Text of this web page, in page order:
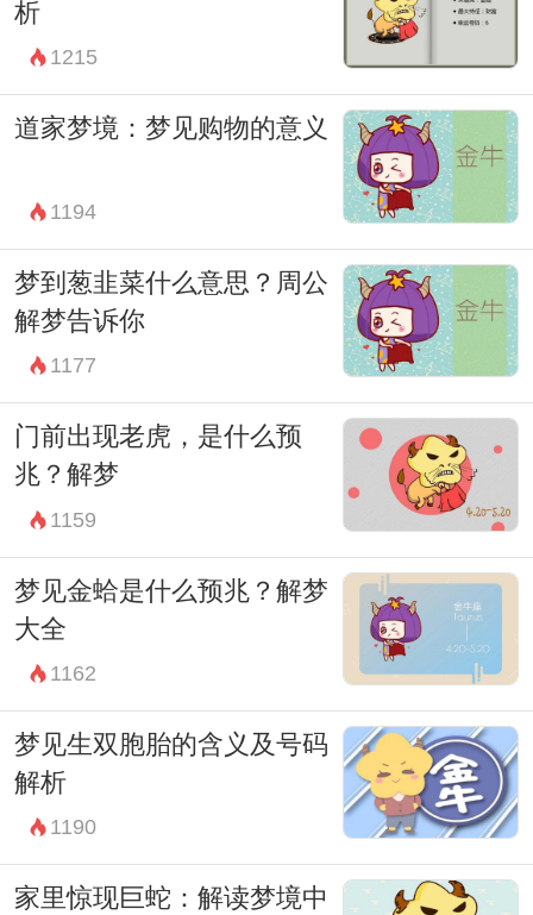
析
1215
道家梦境：梦见购物的意义
1194
梦到葱韭菜什么意思？周公
解梦告诉你
1177
门前出现老虎，是什么预
兆？解梦
1159
梦见金蛤是什么预兆？解梦
大全
1162
梦见生双胞胎的含义及号码
解析
1190
家里惊现巨蛇：解读梦境中